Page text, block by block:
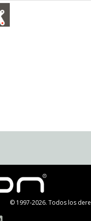
© 1997-2026. Todos los